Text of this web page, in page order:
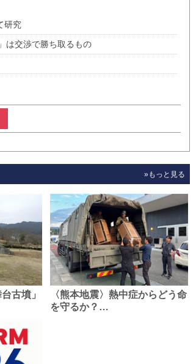
研究
は交渉で勝ち取るもの
»もっと見る
古墳」
〈熊本地震〉熱中症からどう命
を守るか？…